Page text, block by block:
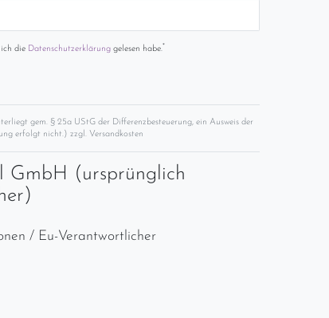
die Daten­schutz­erklärunggelesen habe.*
gem. § 25a UStG der Differenzbesteuerung, ein Ausweis der
erfolgt nicht.) zzgl. Versandkosten
GmbH (ursprünglich
/ Eu-Verantwortlicher